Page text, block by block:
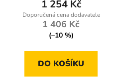
1 254 Kč
1 406 Kč
(–10 %)
DO KOŠÍKU